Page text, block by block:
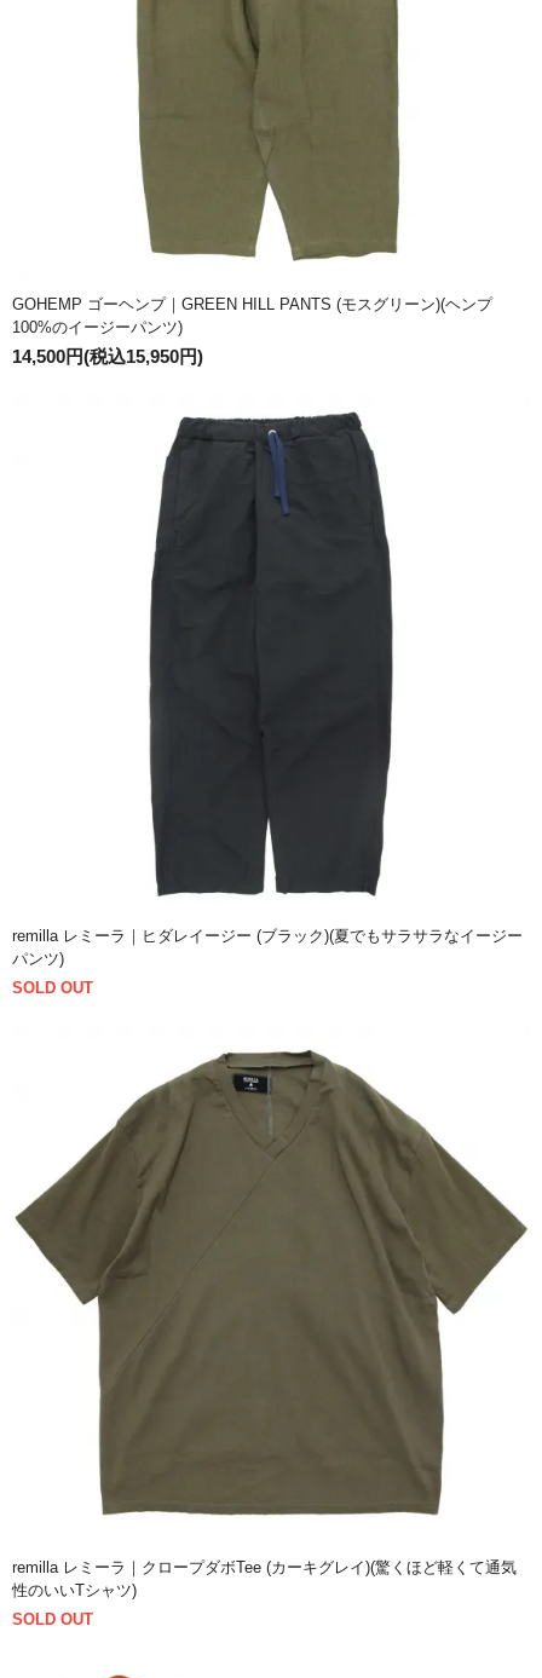
GOHEMP ゴーヘンプ｜GREEN HILL PANTS (モスグリーン)(ヘンプ
100%のイージーパンツ)
14,500円(税込15,950円)
remilla レミーラ｜ヒダレイージー (ブラック)(夏でもサラサラなイージー
パンツ)
SOLD OUT
remilla レミーラ｜クロープダボTee (カーキグレイ)(驚くほど軽くて通気
性のいいTシャツ)
SOLD OUT